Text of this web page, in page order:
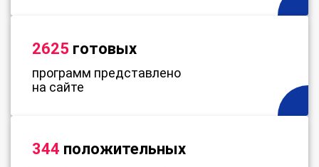
2625 готовых
программ представлено
на сайте
344 положительных